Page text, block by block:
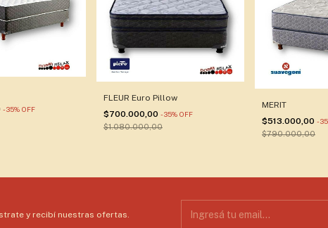
-35% OFF
FLEUR Euro Pillow
$700.000,00 -35% OFF
$1.080.000,00
MERIT
$513.000,00 -35
$790.000,00
y recibí nuestras ofertas.